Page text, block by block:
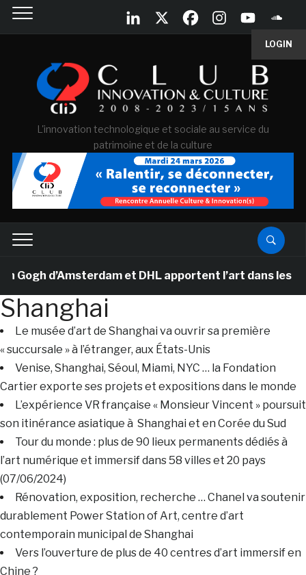
LOGIN
L'innovation technologique et sociale au service du
patrimoine et de la culture
d’Amsterdam et DHL apportent l’art dans les
Shanghai
Le musée d’art de Shanghai va ouvrir sa première
« succursale » à l’étranger, aux États-Unis
Venise, Shanghai, Séoul, Miami, NYC … la Fondation
Cartier exporte ses projets et expositions dans le monde
L’expérience VR française « Monsieur Vincent » poursuit
son itinérance asiatique à Shanghai et en Corée du Sud
Tour du monde : plus de 90 lieux permanents dédiés à
l’art numérique et immersif dans 58 villes et 20 pays
(07/06/2024)
Rénovation, exposition, recherche … Chanel va soutenir
durablement Power Station of Art, centre d’art
contemporain municipal de Shanghai
Vers l’ouverture de plus de 40 centres d’art immersif en
Chine ?